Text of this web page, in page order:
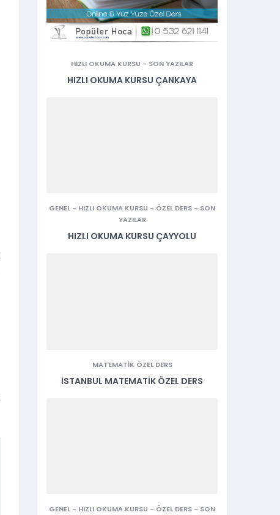
HIZLI OKUMA KURSU - SON YAZILAR
HIZLI OKUMA KURSU ÇANKAYA
GENEL - HIZLI OKUMA KURSU - ÖZEL DERS - SON
YAZILAR
HIZLI OKUMA KURSU ÇAYYOLU
MATEMATIK ÖZEL DERS
İSTANBUL MATEMATIK ÖZEL DERS
GENEL - HIZLI OKUMA KURSU - ÖZEL DERS - SON